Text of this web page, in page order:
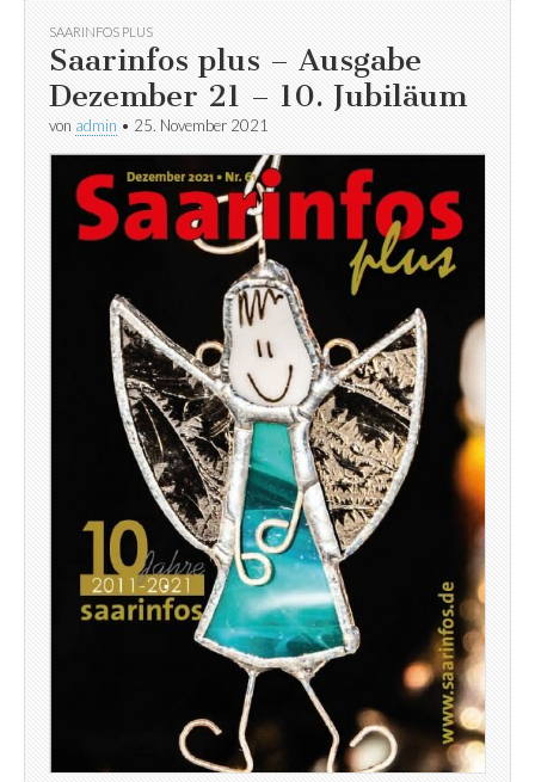
SAARINFOS PLUS
Saarinfos plus – Ausgabe
Dezember 21 – 10. Jubiläum
von admin • 25. November 2021